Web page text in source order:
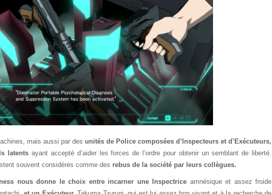
mais aussi par des unités de Police composées d’Inspecteurs et d’Exécuteurs,
latents ayant accepté d’aider les forces de l’ordre pour obtenir un semblant de liberté.
souvent considérés comme des rebus de la société par leurs collègues.
nous donne le choix entre incarner une Inspectrice amnésique et assez froide